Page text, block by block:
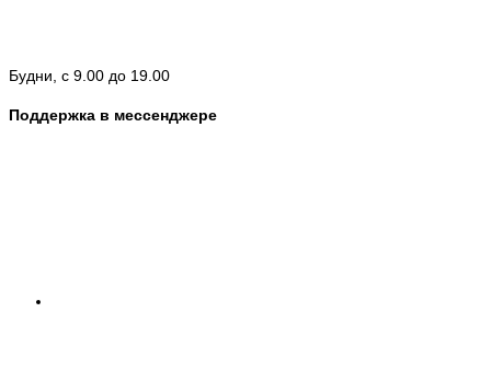
Будни, с 9.00 до 19.00
Поддержка в мессенджере